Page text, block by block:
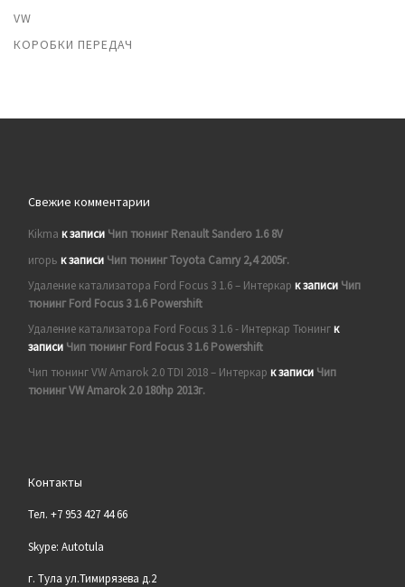
VW
КОРОБКИ ПЕРЕДАЧ
Свежие комментарии
Kikma к записи Чип тюнинг Renault Sandero 1.6 8V
игорь к записи Чип тюнинг Toyota Camry 2,4 2005г.
Удаление катализатора Ford Focus 3 1.6 – Интеркар к записи Чип
тюнинг Ford Focus 3 1.6 Powershift
Удаление катализатора Ford Focus 3 1.6 - Интеркар Тюнингк
записи Чип тюнинг Ford Focus 3 1.6 Powershift
Чип тюнинг VW Amarok 2.0 TDI 2018 – Интеркар к записи Чип
тюнинг VW Amarok 2.0 180hp 2013г.
Контакты
Тел. +7 953 427 44 66
Skype: Autotula
г. Тула ул.Тимирязева д.2